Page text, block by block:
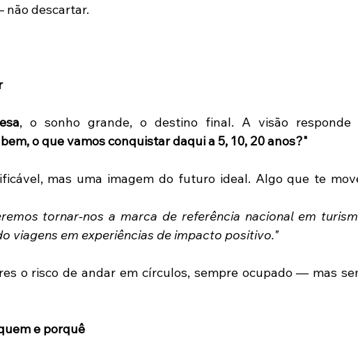
descartar.
, o sonho grande, o destino final. A visão responde
o que vamos conquistar daqui a 5, 10, 20 anos?"
mas uma imagem do futuro ideal. Algo que te
tornar-nos a marca de referência nacional em
viagens em experiências de impacto positivo."
o risco de andar em círculos, sempre ocupado — mas
e porquê